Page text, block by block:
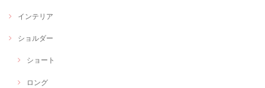
インテリア
ショルダー
ショート
ロング